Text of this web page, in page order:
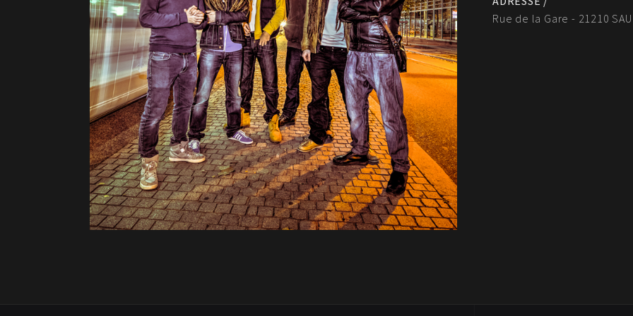
Rue de la Gare - 21210